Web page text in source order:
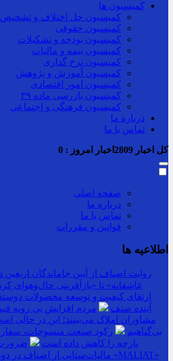
کمیسیون ها
کمیسیون حل اختلاف و تشخیص
کمیسیون حقوقی
کمیسیون بودجه و تشکیلات
کمیسیون بیمه و مالیات
کمیسیون نرخ گذاری
کمیسیون آموزش و پژوهش
کمیسیون امور اقتصادی
کمیسیون بازرسی ماده ۳۹
کمیسیون فرهنگی و اجتماعی
درباره ما
تماس با ما
کل اخبار اخبار امروز : 0
صفحه اصلی
درباره ما
تماس با ما
قوانین و مقررات
اطلاعیه ها
روایت اصناف از آیین جاماندگان
عاشقانه» تا «بازآفرینی حال‌وهوای
ارتقای کیفیت و توسعه محصولات
آینده صنف
مردم افزایش بی رویه
مشاوران املاک می‌بینند؛ این در حالی
بی‌گناهیم
رکود صنعت منسوجات،
پارچه را کاهش داده است
مالیات‌ستانی از اصناف در